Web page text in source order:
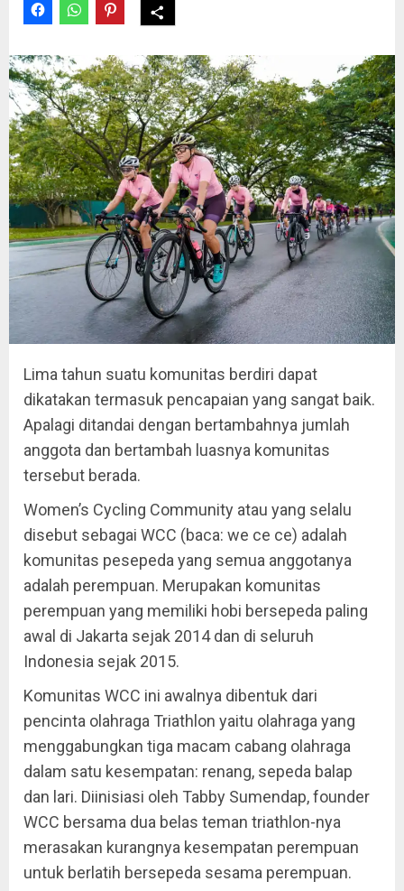
Lima tahun suatu komunitas berdiri dapat
dikatakan termasuk pencapaian yang sangat baik.
Apalagi ditandai dengan bertambahnya jumlah
anggota dan bertambah luasnya komunitas
tersebut berada.
Women’s Cycling Community atau yang selalu
disebut sebagai WCC (baca: we ce ce) adalah
komunitas pesepeda yang semua anggotanya
adalah perempuan. Merupakan komunitas
perempuan yang memiliki hobi bersepeda paling
awal di Jakarta sejak 2014 dan di seluruh
Indonesia sejak 2015.
Komunitas WCC ini awalnya dibentuk dari
pencinta olahraga Triathlon yaitu olahraga yang
menggabungkan tiga macam cabang olahraga
dalam satu kesempatan: renang, sepeda balap
dan lari. Diinisiasi oleh Tabby Sumendap, founder
WCC bersama dua belas teman triathlon-nya
merasakan kurangnya kesempatan perempuan
untuk berlatih bersepeda sesama perempuan.